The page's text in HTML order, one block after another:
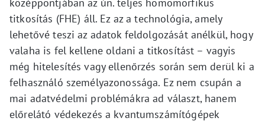
titkosítás (FHE) áll. Ez az a technológia, amely
lehetővé teszi az adatok feldolgozását anélkül, hogy
valaha is fel kellene oldani a titkosítást – vagyis
még hitelesítés vagy ellenőrzés során sem derül ki a
felhasználó személyazonossága. Ez nem csupán a
mai adatvédelmi problémákra ad választ, hanem
előrelátó védekezés a kvantumszámítógépek